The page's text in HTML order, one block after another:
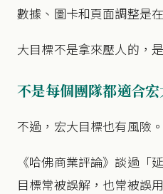
數據、圖卡和頁面調整是
大目標不是拿來壓人的，
不是每個團隊都適合
不過，宏大目標也有風險。
《哈佛商業評論》談過「
目標常被誤解，也常被誤